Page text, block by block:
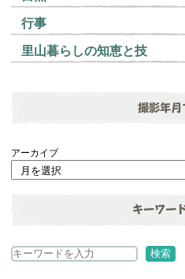
行事
里山暮らしの知恵と技
撮影年月
アーカイブ
キーワー
検
検索